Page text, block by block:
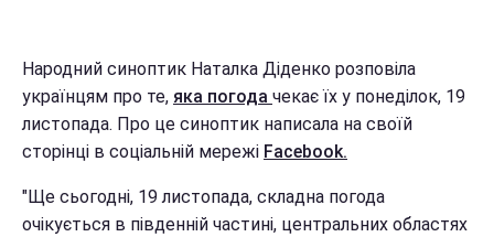
Народний синоптик Наталка Діденко розповіла
українцям про те, яка погода чекає їх у понеділок, 19
листопада. Про це синоптик написала на своїй
сторінці в соціальній мережі Facebook.
"Ще сьогодні, 19 листопада, складна погода
очікується в південній частині, центральних областях